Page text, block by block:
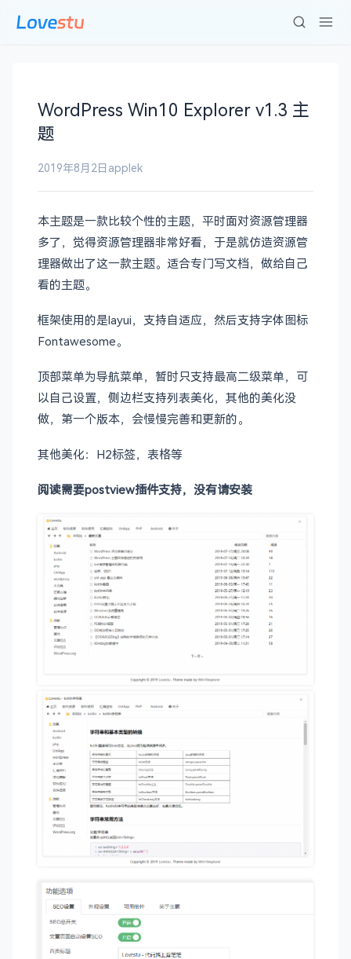
WordPress Win10 Explorer v1.3 主
题
2019年8月2日 applek
本主题是一款比较个性的主题，平时面对资源管理器
多了，觉得资源管理器非常好看，于是就仿造资源管
理器做出了这一款主题。适合专门写文档，做给自己
看的主题。
框架使用的是layui，支持自适应，然后支持字体图标
Fontawesome。
顶部菜单为导航菜单，暂时只支持最高二级菜单，可
以自己设置，侧边栏支持列表美化，其他的美化没
做，第一个版本，会慢慢完善和更新的。
其他美化：H2标签，表格等
阅读需要postview插件支持，没有请安装